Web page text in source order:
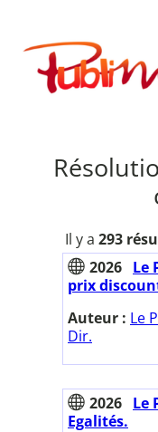
contenu
Publimath
Il y a 293
2026 Le
prix
Auteur : Le
Dir.
2026 Le
Egalités.